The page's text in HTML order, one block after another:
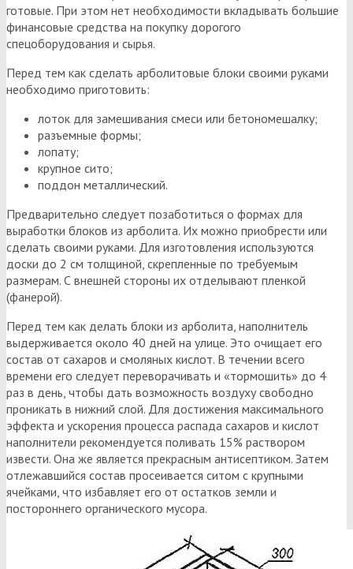
готовые. При этом нет необходимости вкладывать большие
финансовые средства на покупку дорогого
спецоборудования и сырья.
Перед тем как сделать арболитовые блоки своими руками
необходимо приготовить:
лоток для замешивания смеси или бетономешалку;
разъемные формы;
лопату;
крупное сито;
поддон металлический.
Предварительно следует позаботиться о формах для
выработки блоков из арболита. Их можно приобрести или
сделать своими руками. Для изготовления используются
доски до 2 см толщиной, скрепленные по требуемым
размерам. С внешней стороны их отделывают пленкой
(фанерой).
Перед тем как делать блоки из арболита, наполнитель
выдерживается около 40 дней на улице. Это очищает его
состав от сахаров и смоляных кислот. В течении всего
времени его следует переворачивать и «тормошить» до 4
раз в день, чтобы дать возможность воздуху свободно
проникать в нижний слой. Для достижения максимального
эффекта и ускорения процесса распада сахаров и кислот
наполнители рекомендуется поливать 15% раствором
извести. Она же является прекрасным антисептиком. Затем
отлежавшийся состав просеивается ситом с крупными
ячейками, что избавляет его от остатков земли и
постороннего органического мусора.